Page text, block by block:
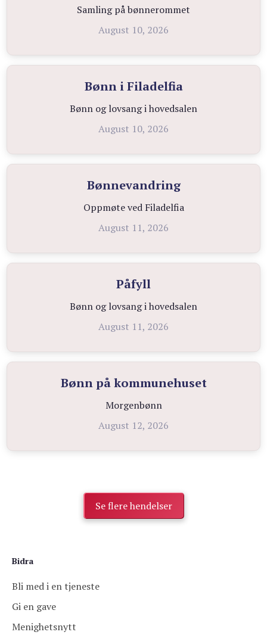
Samling på bønnerommet
August 10, 2026
Bønn i Filadelfia
Bønn og lovsang i hovedsalen
August 10, 2026
Bønnevandring
Oppmøte ved Filadelfia
August 11, 2026
Påfyll
Bønn og lovsang i hovedsalen
August 11, 2026
Bønn på kommunehuset
Morgenbønn
August 12, 2026
Se flere hendelser
Bidra
Bli med i en tjeneste
Gi en gave
Menighetsnytt